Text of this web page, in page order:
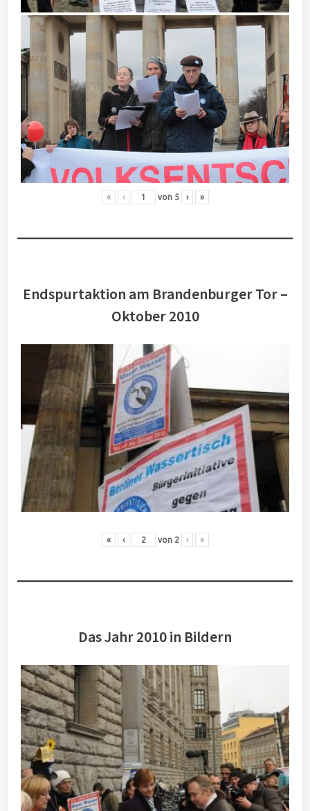
« ‹ von 5 › »
Endspurtaktion am Brandenburger Tor –
Oktober 2010
« ‹ von 2 › »
Das Jahr 2010 in Bildern